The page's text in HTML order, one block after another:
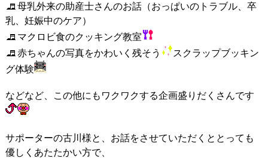
母乳外来の助産士さんのお話（おっぱいのトラブル、卒
乳、妊娠中のケア）
マクロビ食のクッキング教室
赤ちゃんの写真をかわいく残そう
スクラップブッキン
グ体験
などなど、この他にもワクワクする企画盛りだくさんです
サポーターの古川様と、お話をさせていただくととっても
優しくあたたかい方で、